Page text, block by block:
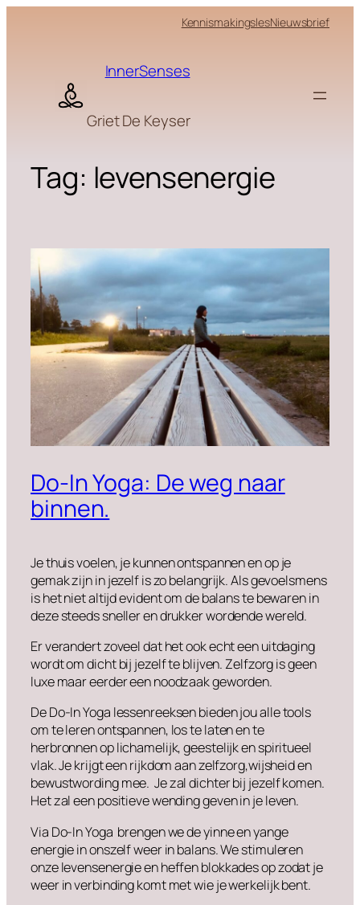
KennismakingslesNieuwsbrief
InnerSenses
Griet De Keyser
Tag: levensenergie
Do-In Yoga: De weg naar
binnen.
Je thuis voelen, je kunnen ontspannen en op je
gemak zijn in jezelf is zo belangrijk. Als gevoelsmens
is het niet altijd evident om de balans te bewaren in
deze steeds sneller en drukker wordende wereld.
Er verandert zoveel dat het ook echt een uitdaging
wordt om dicht bij jezelf te blijven. Zelfzorg is geen
luxe maar eerder een noodzaak geworden.
De Do-In Yoga lessenreeksen bieden jou alle tools
om te leren ontspannen, los te laten en te
herbronnen op lichamelijk, geestelijk en spiritueel
vlak. Je krijgt een rijkdom aan zelfzorg,wijsheid en
bewustwording mee. Je zal dichter bij jezelf komen.
Het zal een positieve wending geven in je leven.
Via Do-In Yoga brengen we de yinne en yange
energie in onszelf weer in balans. We stimuleren
onze levensenergie en heffen blokkades op zodat je
weer in verbinding komt met wie je werkelijk bent.